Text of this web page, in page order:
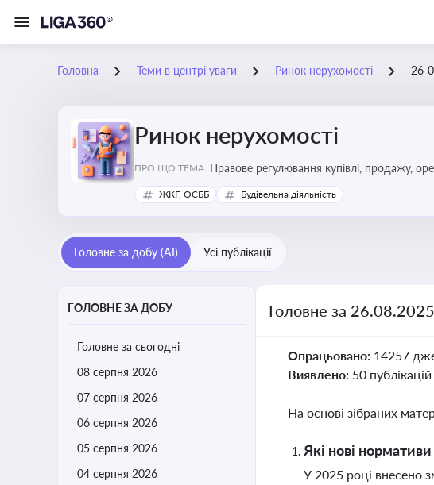
Головна Теми в центрі уваги Ринок нерухомості 26-
Ринок нерухомості
ПРО ЩО ТЕМА: Правове регулювання купівлі, продажу,
об’єктів майна
ЖКГ, ОСББ Будівельна діяльність
Головне за добу (AI) Усі публікації
ГОЛОВНЕ ЗА ДОБУ
Головне за сьогодні
08 серпня 2026
07 серпня 2026
06 серпня 2026
05 серпня 2026
04 серпня 2026
Головне за
Опрацьовано: 14257
Виявлено: 50
На основі зібраних
Які нові
У 2025 році внесено